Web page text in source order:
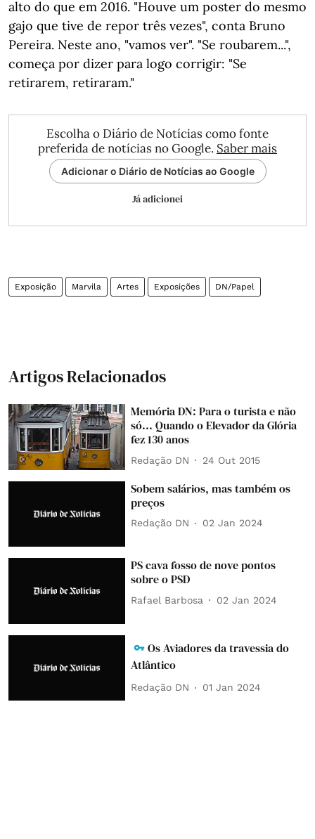
alto do que em 2016. "Houve um poster do mesmo
gajo que tive de repor três vezes", conta Bruno
Pereira. Neste ano, "vamos ver". "Se roubarem...",
começa por dizer para logo corrigir: "Se
retirarem, retiraram."
Escolha o Diário de Notícias como fonte
preferida de notícias no Google. Saber mais
Adicionar o Diário de Notícias ao Google
Já adicionei
Exposição Marvila Artes Exposições DN/Papel
Artigos Relacionados
Memória DN: Para o turista e não
só... Quando o Elevador da Glória
fez 130 anos
Redação DN 24 Out 2015
Sobem salários, mas também os
preços
Redação DN 02 Jan 2024
PS cava fosso de nove pontos
sobre o PSD
Rafael Barbosa 02 Jan 2024
Os Aviadores da travessia do
Atlântico
Redação DN 01 Jan 2024